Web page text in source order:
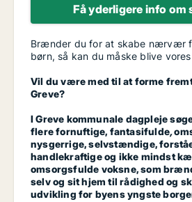
Få yderligere info om
Brænder du for at skabe nærvær
børn, så kan du måske blive
Vil du være med til at forme
Greve?
I Greve kommunale dagpleje
flere fornuftige, fantasifulde,
nysgerrige, selvstændige,
handlekraftige og ikke mindst
omsorgsfulde voksne, som
selv og sit hjem til rådighed og
udvikling for byens yngste